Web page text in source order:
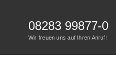
08283 99877-0
Wir freuen uns auf Ihren Anruf!